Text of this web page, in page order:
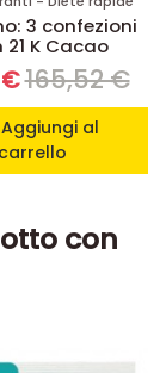
3 confezioni
21 K Cacao
€165,52 €
carrello
con